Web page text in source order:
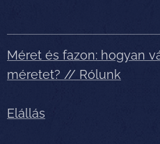
Méret és fazon: hogyan
méretet? // Rólunk
Elállás